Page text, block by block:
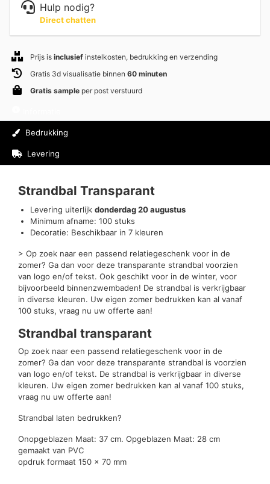
Hulp nodig?
Direct chatten
Prijs is inclusief instelkosten, bedrukking en verzending
Gratis 3d visualisatie binnen 60 minuten
Gratis sample per post verstuurd
Bedrukking
Levering
Strandbal Transparant
Levering uiterlijk donderdag 20 augustus
Minimum afname: 100 stuks
Decoratie: Beschikbaar in 7 kleuren
> Op zoek naar een passend relatiegeschenk voor in de
zomer? Ga dan voor deze transparante strandbal voorzien
van logo en/of tekst. Ook geschikt voor in de winter, voor
bijvoorbeeld binnenzwembaden! De strandbal is verkrijgbaar
in diverse kleuren. Uw eigen zomer bedrukken kan al vanaf
100 stuks, vraag nu uw offerte aan!
Strandbal transparant
Op zoek naar een passend relatiegeschenk voor in de
zomer? Ga dan voor deze transparante strandbal is voorzien
van logo en/of tekst. De strandbal is verkrijgbaar in diverse
kleuren. Uw eigen zomer bedrukken kan al vanaf 100 stuks,
vraag nu uw offerte aan!
Strandbal laten bedrukken?
Onopgeblazen Maat: 37 cm. Opgeblazen Maat: 28 cm
gemaakt van PVC
opdruk formaat 150 x 70 mm